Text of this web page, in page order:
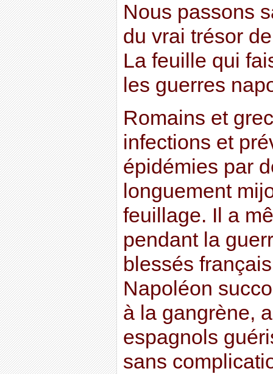
Nous passons
du vrai trésor
La feuille qui
les guerres
Romains et
infections et
épidémies par
longuement
feuillage. Il a
pendant la
blessés
Napoléon
à la gangrène,
espagnols
sans